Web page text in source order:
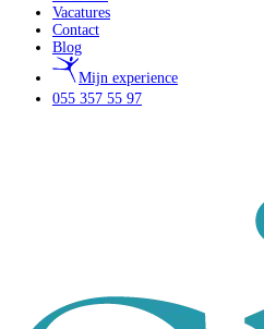
Vacatures
Contact
Blog
Mijn experience
055 357 55 97